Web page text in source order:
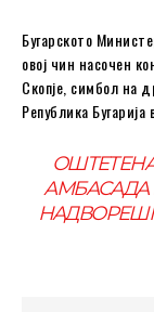
Бугарското
овој чин насочен
Скопјe, симбол на
Република Бугарија
ОШТЕТЕНА
АМБАСАДА